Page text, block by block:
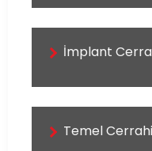
İmplant
Temel